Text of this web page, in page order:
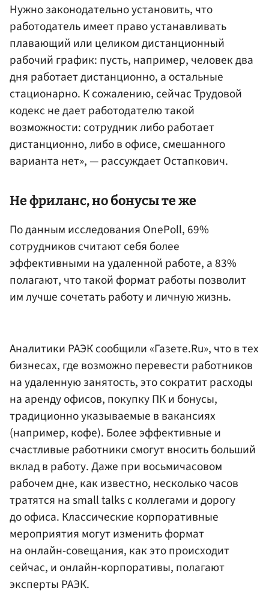
Нужно законодательно установить, что
работодатель имеет право устанавливать
плавающий или целиком дистанционный
рабочий график: пусть, например, человек два
дня работает дистанционно, а остальные
стационарно. К сожалению, сейчас Трудовой
кодекс не дает работодателю такой
возможности: сотрудник либо работает
дистанционно, либо в офисе, смешанного
варианта нет», — рассуждает Остапкович.
Не фриланс, но бонусы те же
По данным исследования OnePoll, 69%
сотрудников считают себя более
эффективными на удаленной работе, а 83%
полагают, что такой формат работы позволит
им лучше сочетать работу и личную жизнь.
Аналитики РАЭК сообщили «Газете.Ru», что в тех
бизнесах, где возможно перевести работников
на удаленную занятость, это сократит расходы
на аренду офисов, покупку ПК и бонусы,
традиционно указываемые в вакансиях
(например, кофе). Более эффективные и
счастливые работники смогут вносить больший
вклад в работу. Даже при восьмичасовом
рабочем дне, как известно, несколько часов
тратятся на small talks с коллегами и дорогу
до офиса. Классические корпоративные
мероприятия могут изменить формат
на онлайн-совещания, как это происходит
сейчас, и онлайн-корпоративы, полагают
эксперты РАЭК.